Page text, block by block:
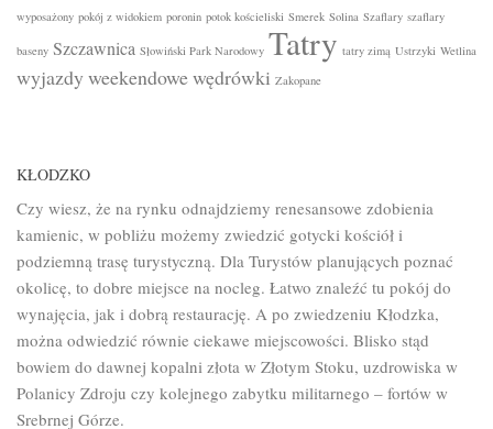
wyposażony pokój z widokiem poronin potok kościeliski Smerek Solina Szaflary szaflary
baseny Szczawnica Słowiński Park Narodowy Tatry tatry zimą Ustrzyki Wetlina
wyjazdy weekendowewędrówki Zakopane
KŁODZKO
Czy wiesz, że na rynku odnajdziemy renesansowe zdobienia
kamienic, w pobliżu możemy zwiedzić gotycki kościół i
podziemną trasę turystyczną. Dla Turystów planujących poznać
okolicę, to dobre miejsce na nocleg. Łatwo znaleźć tu pokój do
wynajęcia, jak i dobrą restaurację. A po zwiedzeniu Kłodzka,
można odwiedzić równie ciekawe miejscowości. Blisko stąd
bowiem do dawnej kopalni złota w Złotym Stoku, uzdrowiska w
Polanicy Zdroju czy kolejnego zabytku militarnego – fortów w
Srebrnej Górze.